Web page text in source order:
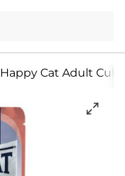
Happy Cat Adult